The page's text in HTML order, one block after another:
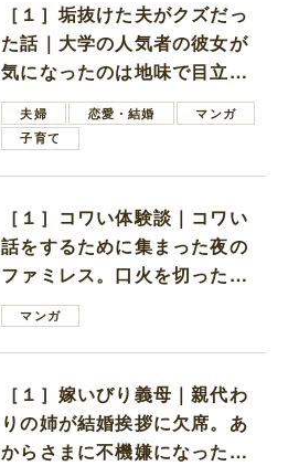
［１］垢抜けた夫がクズだっ
た話｜大学の人気者の彼女が
気になったのは地味で目立た
ない男子学生
夫婦 恋愛・結婚
マンガ
子育て
［１］コワい体験談｜コワい
話をするために集まった夜の
ファミレス。口火を切ったの
は電車好きの男の子ママ
マンガ
［１］嫁いびり義母｜親代わ
りの姉が結婚挨拶に欠席。あ
からさまに不機嫌になった義